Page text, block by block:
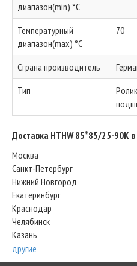
диапазон(min) °C
Температурный
диапазон(max) °C
70
Страна производитель
Тип
Доставка HTHW 85*85/25-90K
Москва
Санкт-Петербург
Нижний Новгород
Екатеринбург
Краснодар
Челябинск
Казань
другие